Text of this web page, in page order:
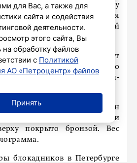
чтобы просунуть руку
ловкость, попытаться
слиток. Кто-то неизвестный
и сбежал с «трофеем».
вернуть экспонат
что изготовление нового
3 месяца, уточняет телеграм-
не золотой слиток. Он сделан
оно утяжелено свинцовыми
покрыто бронзой. Вес
блокадников в Петербурге
для Вас, а также для
сайта и содействия
деятельности.
этого сайта, Вы
на обработку файлов
с Политикой
АО «Петроцентр» файлов
Принять